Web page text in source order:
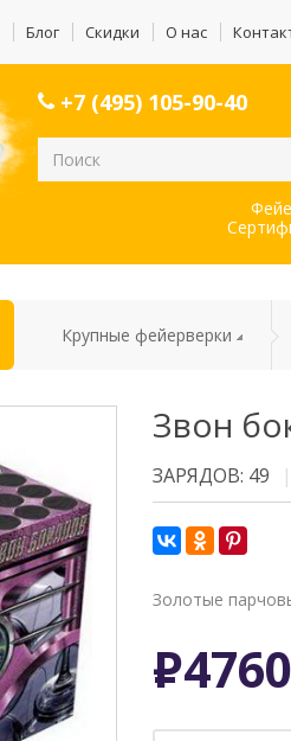
Блог Скидки О нас
+7 (495) 105-90-40
Крупные фейерверки
Звон
ЗАРЯДОВ: 49
Золотые
Р